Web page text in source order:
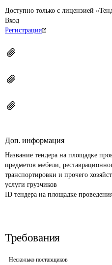
Доступно только с лицензией
Вход
Регистрация
Доп. информация
Название тендера на площадке
предметов мебели,
транспортировки и прочего
услуги грузчиков
ID тендера на площадке
Требования
Несколько поставщиков